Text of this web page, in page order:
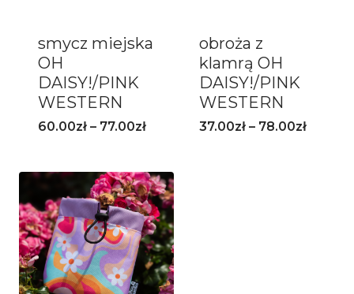
smycz miejska
OH
DAISY!/PINK
WESTERN
60.00zł – 77.00zł
obroża z
klamrą OH
DAISY!/PINK
WESTERN
37.00zł – 78.00zł